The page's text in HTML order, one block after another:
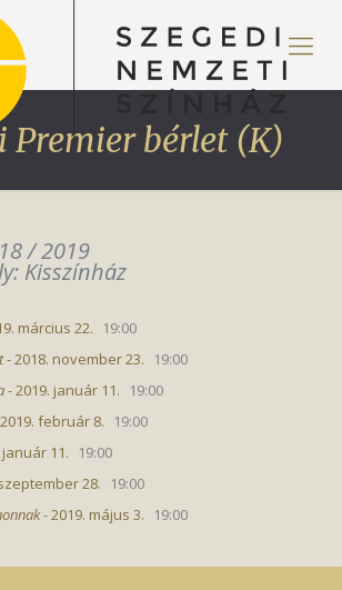
Premier bérlet (K)
/ 2019
Kisszínház
március 22.
19:00
- 2018. november 23.
19:00
- 2019. január 11.
19:00
február 8.
19:00
január 11.
19:00
28.
19:00
- 2019. május 3. 19:00